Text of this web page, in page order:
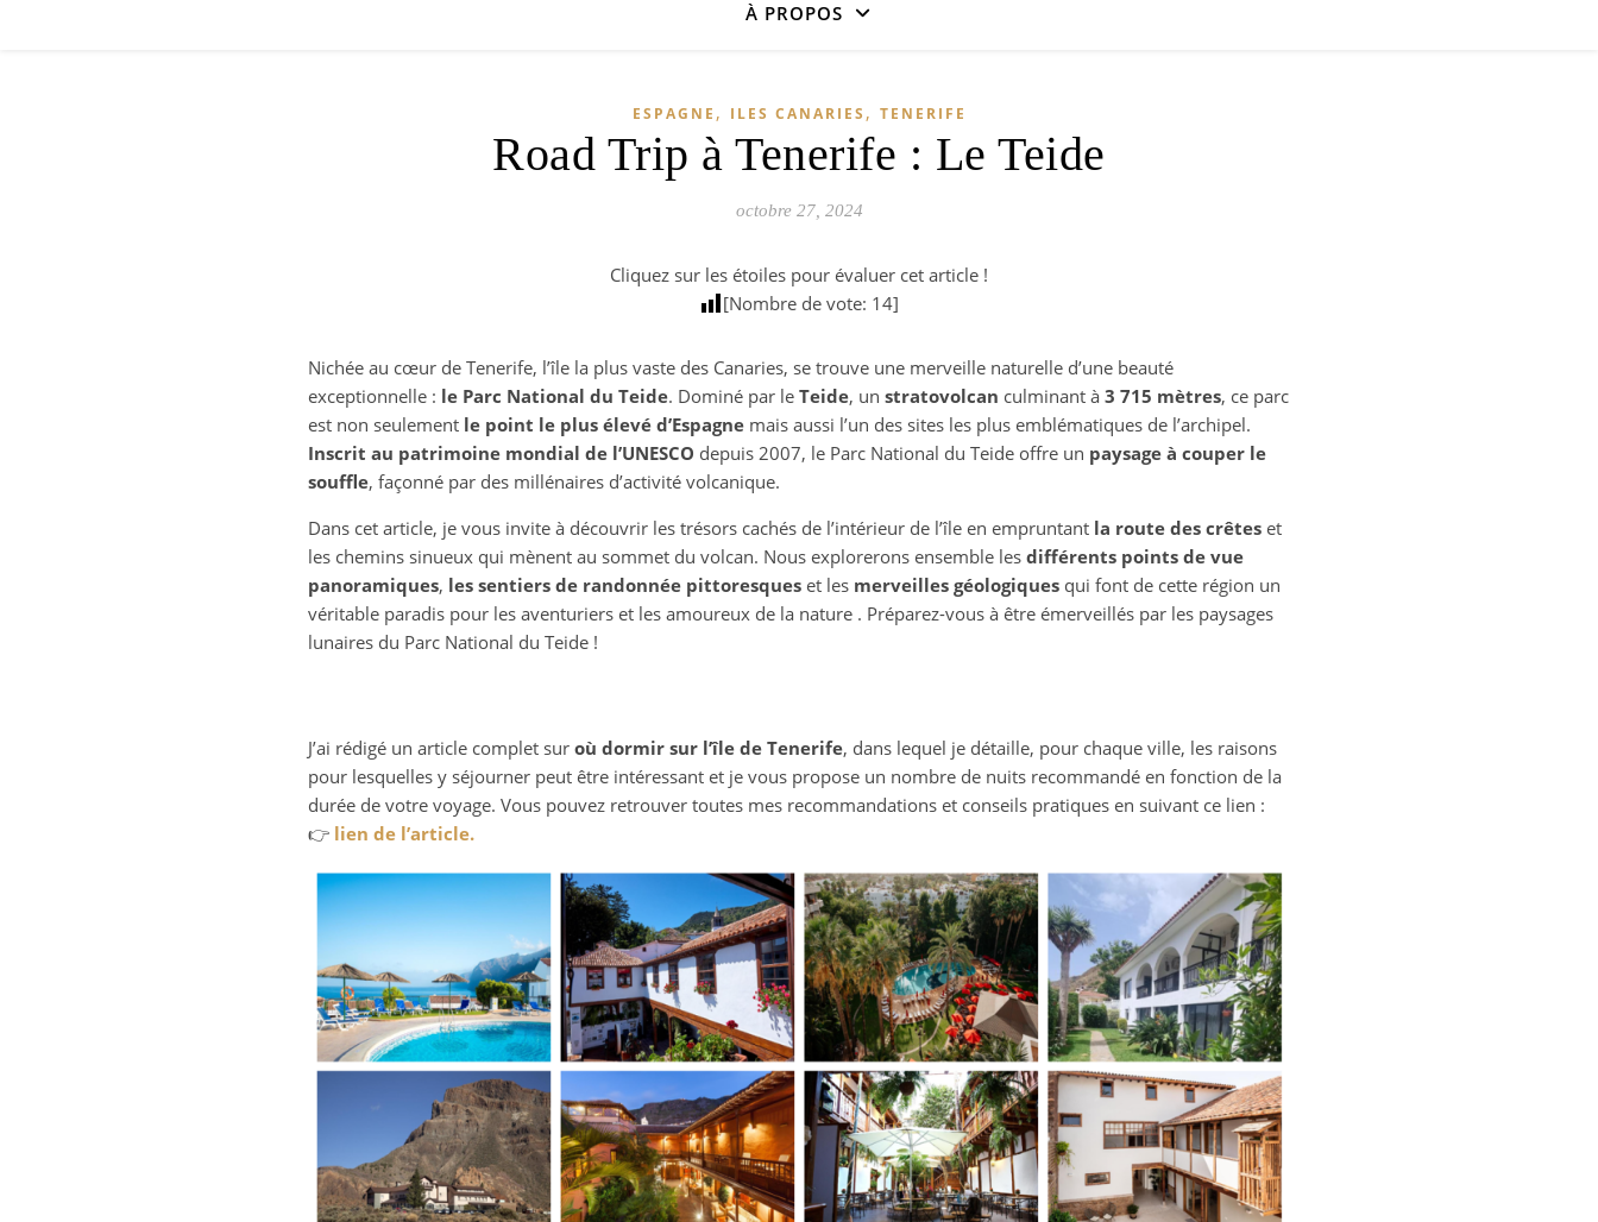
À PROPOS
ESPAGNE , ILES CANARIES , TENERIFE
Road Trip à Tenerife : Le Teide
octobre 27, 2024
Cliquez sur les étoiles pour évaluer cet article !
[Nombre de vote: 14]
Nichée au cœur de Tenerife, l’île la plus vaste des Canaries, se trouve une merveille naturelle d’une beauté
exceptionnelle : le Parc National du Teide. Dominé par le Teide, un stratovolcan culminant à 3 715 mètres, ce parc
est non seulement le point le plus élevé d’Espagnemais aussi l’un des sites les plus emblématiques de l’archipel.
Inscrit au patrimoine mondial de l’UNESCO depuis 2007, le Parc National du Teide offre un paysage à couper le
souffle, façonné par des millénaires d’activité volcanique.
Dans cet article, je vous invite à découvrir les trésors cachés de l’intérieur de l’île en empruntant la route des crêtes et
les chemins sinueux qui mènent au sommet du volcan. Nous explorerons ensemble les différents points de vue
panoramiques, les sentiers de randonnée pittoresqueset les merveilles géologiquesqui font de cette région un
véritable paradis pour les aventuriers et les amoureux de la nature . Préparez-vous à être émerveillés par les paysages
lunaires du Parc National du Teide !
J’ai rédigé un article complet sur où dormir sur l’île de Tenerife, dans lequel je détaille, pour chaque ville, les raisons
pour lesquelles y séjourner peut être intéressant et je vous propose un nombre de nuits recommandé en fonction de la
durée de votre voyage. Vous pouvez retrouver toutes mes recommandations et conseils pratiques en suivant ce lien :
👉 lien de l’article.